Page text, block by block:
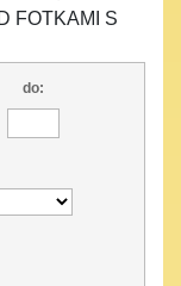
FOTKAMI S
do: